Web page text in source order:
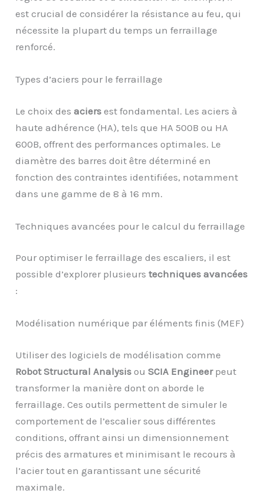
est crucial de considérer la résistance au feu, qui
nécessite la plupart du temps un ferraillage
renforcé.
Types d’aciers pour le ferraillage
Le choix desaciers est fondamental. Les aciers à
haute adhérence (HA), tels que HA 500B ou HA
600B, offrent des performances optimales. Le
diamètre des barres doit être déterminé en
fonction des contraintes identifiées, notamment
dans une gamme de 8 à 16 mm.
Techniques avancées pour le calcul du ferraillage
Pour optimiser le ferraillage des escaliers, il est
possible d’explorer plusieurstechniques avancées
:
Modélisation numérique par éléments finis (MEF)
Utiliser des logiciels de modélisation comme
Robot Structural Analysis ouSCIA Engineerpeut
transformer la manière dont on aborde le
ferraillage. Ces outils permettent de simuler le
comportement de l’escalier sous différentes
conditions, offrant ainsi un dimensionnement
précis des armatures et minimisant le recours à
l’acier tout en garantissant une sécurité
maximale.